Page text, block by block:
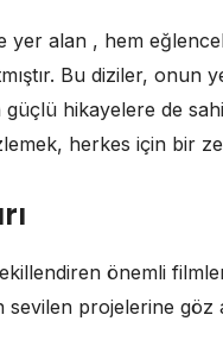
yer alan , hem
Bu diziler, onun
hikayelere de
herkes için bir
önemli
projelerine göz